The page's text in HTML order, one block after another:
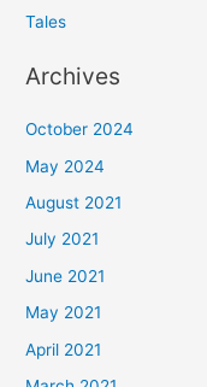
Tales
Archives
October 2024
May 2024
August 2021
July 2021
June 2021
May 2021
April 2021